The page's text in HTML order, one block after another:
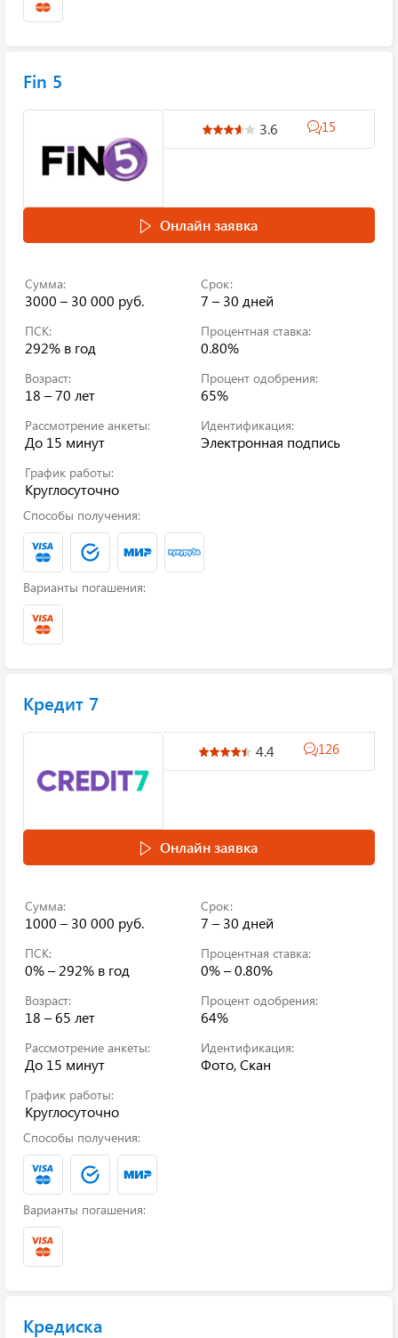
Fin 5
3.6 15
Онлайн заявка
Сумма:
3000 – 30 000 руб.
Срок:
7 – 30 дней
ПСК:
292% в год
Процентная ставка:
0.80%
Возраст:
18 – 70 лет
Процент одобрения:
65%
Рассмотрение анкеты:
До 15 минут
Идентификация:
Электронная подпись
График работы:
Круглосуточно
Способы получения:
Варианты погашения:
Кредит 7
4.4 126
Онлайн заявка
Сумма:
1000 – 30 000 руб.
Срок:
7 – 30 дней
ПСК:
0% – 292% в год
Процентная ставка:
0% – 0.80%
Возраст:
18 – 65 лет
Процент одобрения:
64%
Рассмотрение анкеты:
До 15 минут
Идентификация:
Фото, Скан
График работы:
Круглосуточно
Способы получения:
Варианты погашения:
Кредиска